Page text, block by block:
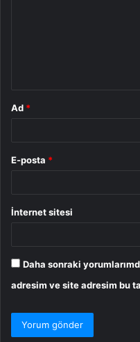
Ad *
E-posta *
İnternet sitesi
Daha sonraki
adresim ve site adresim bu